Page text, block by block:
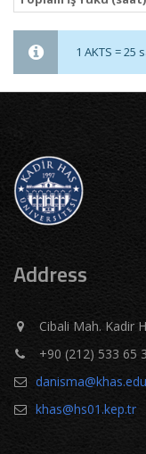
1 AKTS = 25
Address
Cibali Mah. Kadir
+90 (212) 533 65
khas@hs01.kep.tr